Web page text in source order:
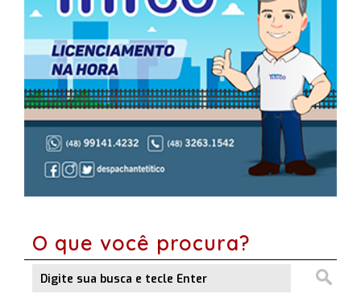
O que você procura?